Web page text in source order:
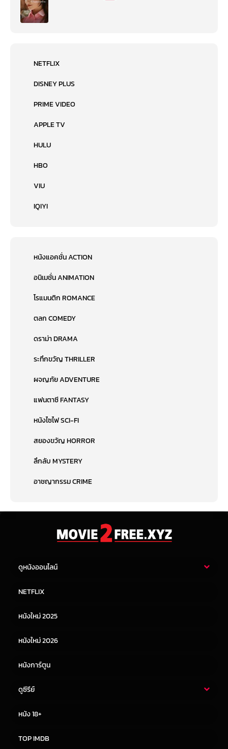
NETFLIX
DISNEY PLUS
PRIME VIDEO
APPLE TV
HULU
HBO
VIU
IQIYI
หนังแอคชั่น ACTION
อนิเมชั่น ANIMATION
โรแมนติก ROMANCE
ตลก COMEDY
ดราม่า DRAMA
ระทึกขวัญ THRILLER
ผจญภัย ADVENTURE
แฟนตาซี FANTASY
หนังไซไฟ SCI-FI
สยองขวัญ HORROR
ลึกลับ MYSTERY
อาชญากรรม CRIME
ดูหนังออนไลน์
หนังจีน
NETFLIX
หนังใหม่ 2025
หนังใหม่ 2026
หนังการ์ตูน
ดูซีรีย์
หนัง 18+
TOP IMDB